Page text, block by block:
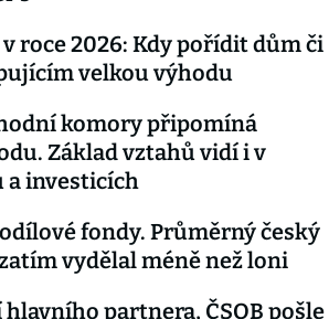
roce 2026: Kdy pořídit dům či
velkou výhodu
komory připomíná
Základ vztahů vidí i v
a investicích
fondy. Průměrný český
vydělal méně než loni
partnera, ČSOB pošle